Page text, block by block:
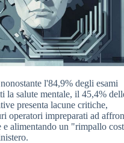
l'84,9% degli esami
la salute mentale, il 45,4%
presenta lacune critiche,
operatori impreparati ad
e alimentando un "rimpallo